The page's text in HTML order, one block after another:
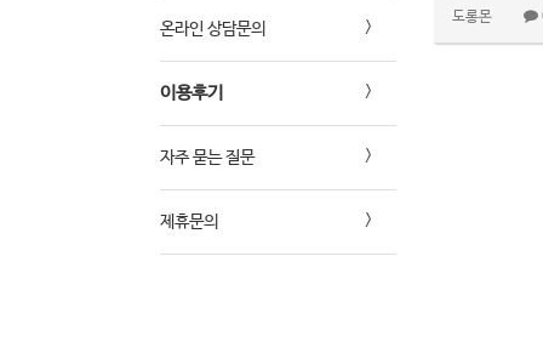
온라인 상담문의
이용후기
자주 묻는 질문
제휴문의
도롱몬